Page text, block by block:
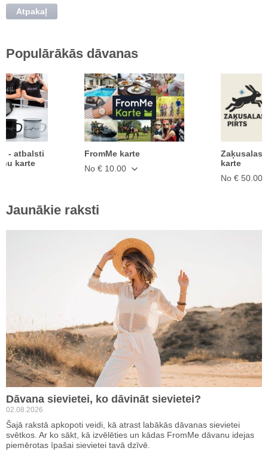
Atpakaļ
Populārākās dāvanas
- atbalsti
karte
FromMe karte
No € 10.00
Zaķusalas
karte
No € 50.00
Jaunākie raksti
Dāvana sievietei, ko dāvināt sievietei?
02.08.2026
Šajā rakstā apkopoti veidi, kā atrast labākās dāvanas sievietei
svētkos. Ar ko sākt, kā izvēlēties un kādas FromMe dāvanu idejas
piemērotas īpašai sievietei tavā dzīvē.